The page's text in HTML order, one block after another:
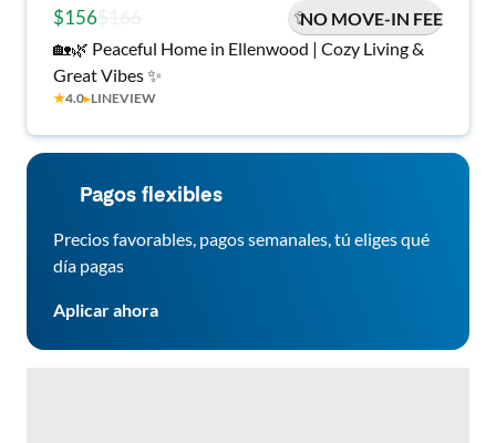
$156
NO MOVE-IN FEE
🏡🌿 Peaceful Home in Ellenwood | Cozy Living &
Great Vibes ✨
★4.0▸LINEVIEW
Pagos flexibles
Precios favorables, pagos semanales, tú eliges qué
día pagas
Aplicar ahora